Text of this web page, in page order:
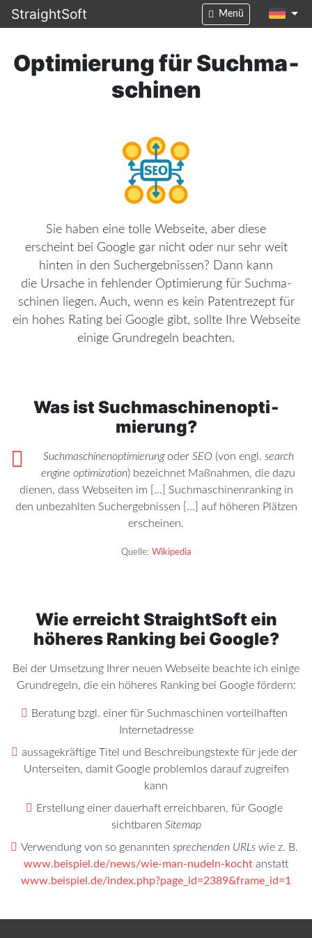
Optimierung für Suchma­
schinen
Sie haben eine tolle Webseite, aber diese
erscheint bei Google gar nicht oder nur sehr weit
hinten in den Suchergeb­nissen? Dann kann
die Ursache in fehlender Optimierung für Suchma­
schinen liegen. Auch, wenn es kein Patent­rezept für
ein hohes Rating bei Google gibt, sollte Ihre Webseite
einige Grundregeln beachten.
Was ist Suchma­schi­nen­op­ti­
mierung?
Suchma­schi­nen­op­ti­mierungoder SEO (von engl. search
engine optimization) bezeichnet Maßnahmen, die dazu
dienen, dass Webseiten im [...] Suchma­schi­nen­ranking in
den unbezahlten Suchergeb­nissen [...] auf höheren Plätzen
erscheinen.
Quelle: Wikipedia
Wie erreichtStraightSoftein
höheres Ranking bei Google?
Bei der Umsetzung Ihrer neuen Webseite beachte ich einige
Grundregeln, die ein höheres Ranking bei Google fördern:
Beratung bzgl. einer für Suchmaschinen vorteilhaften
Internetadresse
aussagekräftige Titel und Beschreibungstexte für jede der
Unterseiten, damit Google problemlos darauf zugreifen
kann
Erstellung einer dauerhaft erreichbaren, für Google
sichtbaren Sitemap
Verwendung von so genanntensprechenden URLs wie z. B.
www.beispiel.de/news/wie-man-nudeln-kocht anstatt
www.beispiel.de/index.php?page_id=2389&frame_id=1
StraightSoft Menü